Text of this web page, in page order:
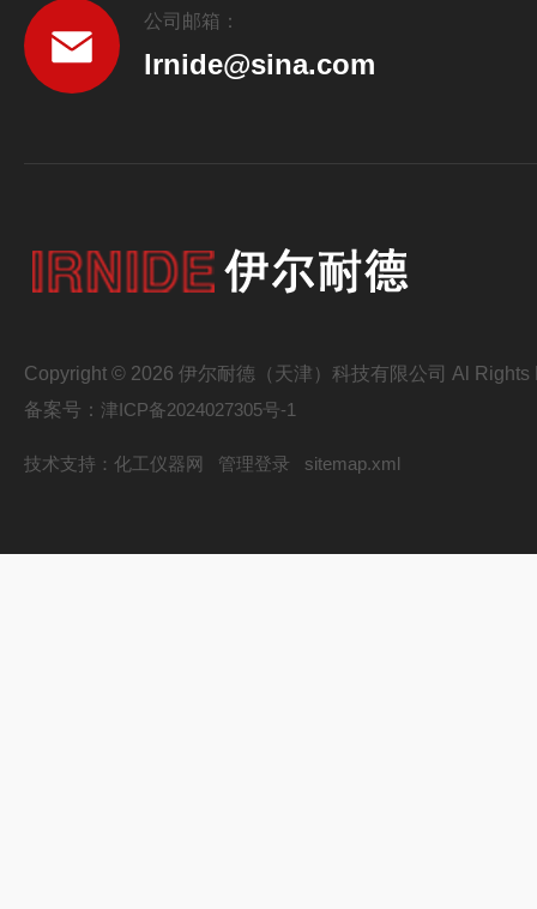
公司邮箱：
lrnide@sina.com
Copyright © 2026 伊尔耐德（天津）科技有限公司 Al Rights
备案号： 津ICP备2024027305号-1
技术支持： 化工仪器网 管理登录 sitemap.xml